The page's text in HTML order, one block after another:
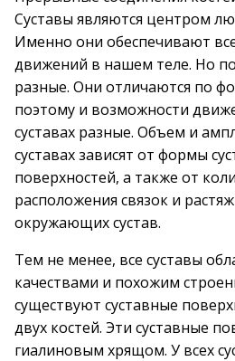
Суставы являются центром
Именно они обеспечивают
движений в нашем теле. Но
разные. Они отличаются по
поэтому и возможности
суставах разные. Объем и
суставах зависят от формы
поверхностей, а также от
расположения связок и
окружающих сустав.
Тем не менее, все суставы
качествами и похожим
существуют суставные
двух костей. Эти суставные
гиалиновым хрящом. У всех